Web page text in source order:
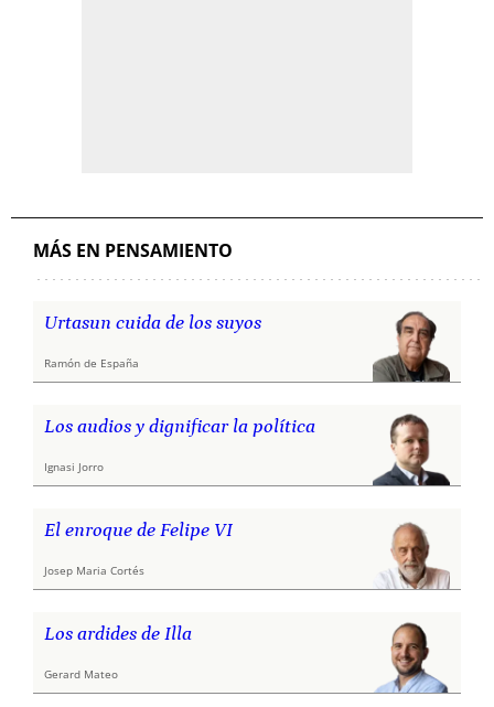
MÁS EN PENSAMIENTO
Urtasun cuida de los suyos
Ramón de España
Los audios y dignificar la política
Ignasi Jorro
El enroque de Felipe VI
Josep Maria Cortés
Los ardides de Illa
Gerard Mateo